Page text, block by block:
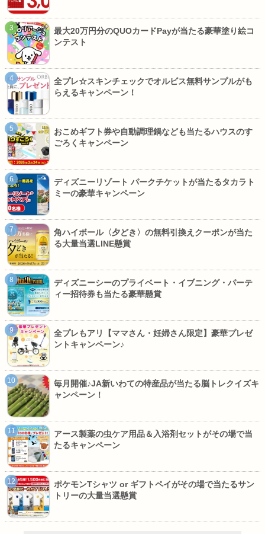
最大20万円分のQUOカードPayが当たる豪華塗り絵コ
ンテスト
全プレ☆スキンチェックでオルビス無料サンプルがも
らえるキャンペーン！
おこめギフト券や自動調理鍋なども当たるハウスのす
ごろくキャンペーン
ディズニーリゾート パークチケットが当たるタカラト
ミーの豪華キャンペーン
角ハイボール〈夕どき〉の無料引換えクーポンが当た
る大量当選LINE懸賞
ディズニーシーのプライベート・イブニング・パーテ
ィー招待券も当たる豪華懸賞
全プレもアリ【ママさん・妊婦さん限定】豪華プレゼ
ントキャンペーン♪
毎月開催♪JA新いわての特産品が当たる脳トレクイズキ
ャンペーン！
アース製薬の虫ケア用品＆入浴剤セットがその場で当
たるキャンペーン
ポケモンTシャツ or ギフトペイがその場で当たるサン
トリーの大量当選懸賞